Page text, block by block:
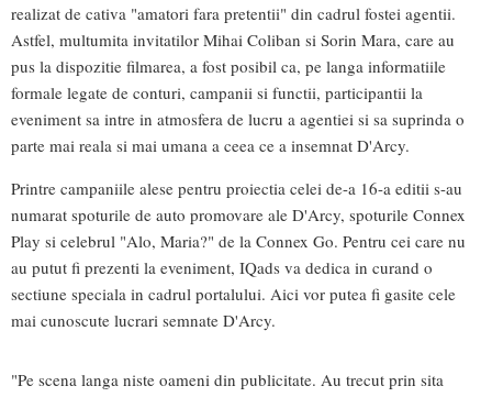
realizat de cativa "amatori fara pretentii" din cadrul fostei agentii.
Astfel, multumita invitatilor Mihai Coliban si Sorin Mara, care au
pus la dispozitie filmarea, a fost posibil ca, pe langa informatiile
formale legate de conturi, campanii si functii, participantii la
eveniment sa intre in atmosfera de lucru a agentiei si sa suprinda o
parte mai reala si mai umana a ceea ce a insemnat D'Arcy.
Printre campaniile alese pentru proiectia celei de-a 16-a editii s-au
numarat spoturile de auto promovare ale D'Arcy, spoturile Connex
Play si celebrul "Alo, Maria?" de la Connex Go. Pentru cei care nu
au putut fi prezenti la eveniment, IQads va dedica in curand o
sectiune speciala in cadrul portalului. Aici vor putea fi gasite cele
mai cunoscute lucrari semnate D'Arcy.
"Pe scena langa niste oameni din publicitate. Au trecut prin sita